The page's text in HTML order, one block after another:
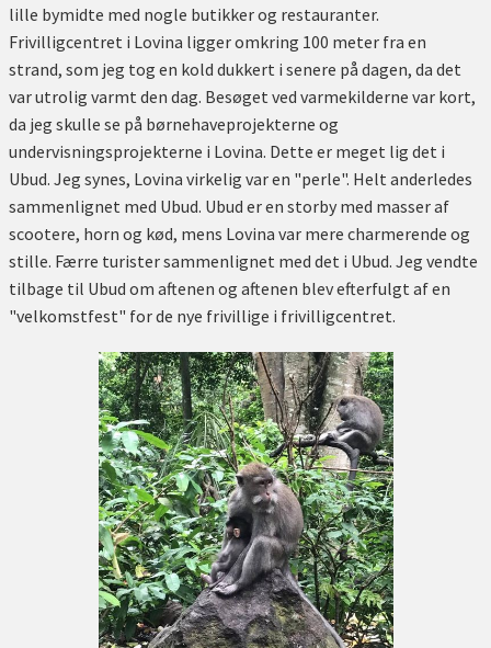
lille bymidte med nogle butikker og restauranter.
Frivilligcentret i Lovina ligger omkring 100 meter fra en
strand, som jeg tog en kold dukkert i senere på dagen, da det
var utrolig varmt den dag. Besøget ved varmekilderne var kort,
da jeg skulle se på børnehaveprojekterne og
undervisningsprojekterne i Lovina. Dette er meget lig det i
Ubud. Jeg synes, Lovina virkelig var en "perle". Helt anderledes
sammenlignet med Ubud. Ubud er en storby med masser af
scootere, horn og kød, mens Lovina var mere charmerende og
stille. Færre turister sammenlignet med det i Ubud. Jeg vendte
tilbage til Ubud om aftenen og aftenen blev efterfulgt af en
"velkomstfest" for de nye frivillige i frivilligcentret.